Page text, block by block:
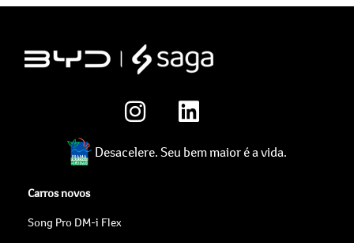
Desacelere. Seu bem maior é a vida.
Carros novos
Song Pro DM-i Flex